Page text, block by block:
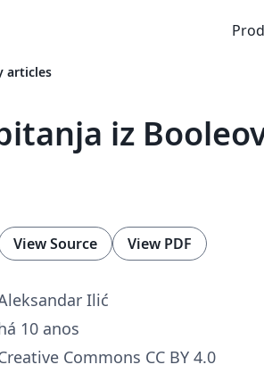
articles
iz
View Source View PDF
Ilić
10 anos
Commons CC BY 4.0